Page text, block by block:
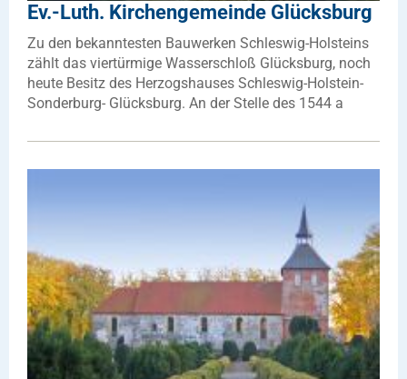
Ev.-Luth. Kirchengemeinde Glücksburg
Zu den bekanntesten Bauwerken Schleswig-Holsteins
zählt das viertürmige Wasserschloß Glücksburg, noch
heute Besitz des Herzogshauses Schleswig-Holstein-
Sonderburg- Glücksburg. An der Stelle des 1544 a